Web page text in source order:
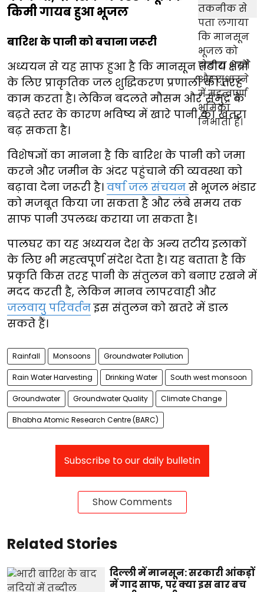
किमी गायब हुआ भूजल
बारिश के पानी को बचाना जरूरी
अध्ययन से यह साफ हुआ है कि मानसून तटीय क्षेत्रों
के लिए प्राकृतिक जल शुद्धिकरण प्रणाली की तरह
काम करता है। लेकिन बदलते मौसम और समुद्र के
बढ़ते स्तर के कारण भविष्य में खारे पानी का खतरा
बढ़ सकता है।
विशेषज्ञों का मानना है कि बारिश के पानी को जमा
करने और जमीन के अंदर पहुंचाने की व्यवस्था को
बढ़ावा देना जरूरी है। वर्षा जल संचयन से भूजल भंडार
को मजबूत किया जा सकता है और लंबे समय तक
साफ पानी उपलब्ध कराया जा सकता है।
पालघर का यह अध्ययन देश के अन्य तटीय इलाकों
के लिए भी महत्वपूर्ण संदेश देता है। यह बताता है कि
प्रकृति किस तरह पानी के संतुलन को बनाए रखने में
मदद करती है, लेकिन मानव लापरवाही और
जलवायु परिवर्तनइस संतुलन को खतरे में डाल
सकते हैं।
Rainfall Monsoons Groundwater Pollution
Rain Water Harvesting Drinking Water South west monsoon
Groundwater Groundwater Quality Climate Change
Bhabha Atomic Research Centre (BARC)
Subscribe to our daily bulletin
Show Comments
Related Stories
दिल्ली में मानसून: सरकारी आंकड़ों
में गाद साफ, पर क्या इस बार बच